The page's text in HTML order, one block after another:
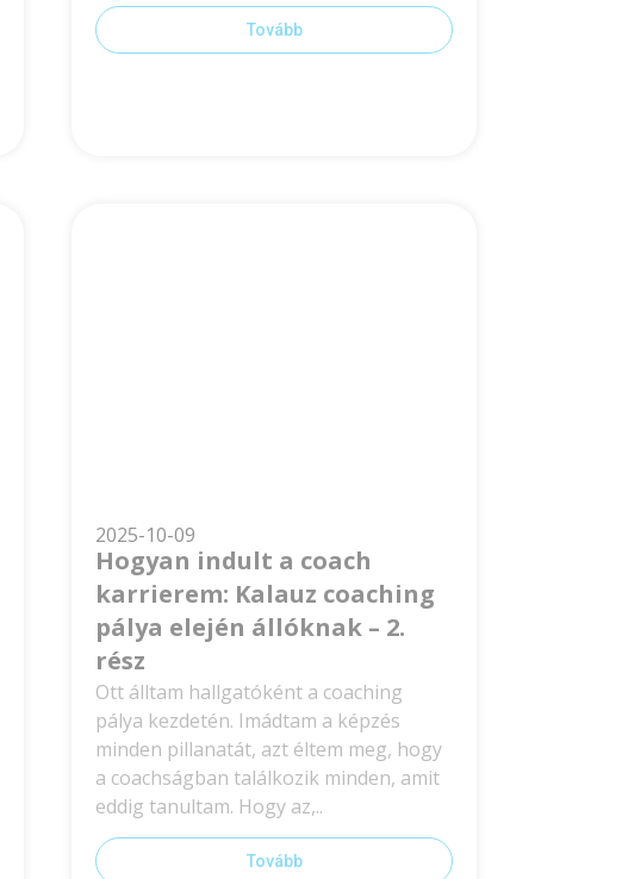
Tovább
2025-10-09
Hogyan indult a coach
karrierem: Kalauz coaching
pálya elején állóknak – 2.
rész
Ott álltam hallgatóként a coaching
pálya kezdetén. Imádtam a képzés
minden pillanatát, azt éltem meg, hogy
a coachságban találkozik minden, amit
eddig tanultam. Hogy az,..
Tovább